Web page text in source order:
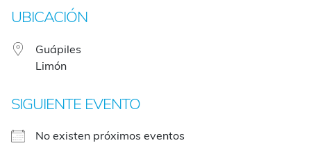
UBICACIÓN
Guápiles
Limón
SIGUIENTE EVENTO
No existen próximos eventos